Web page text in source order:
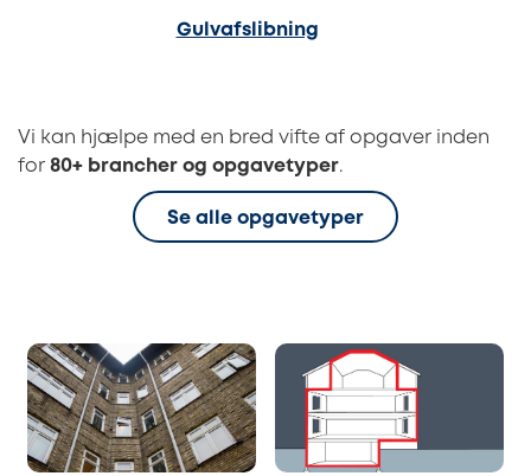
Gulvafslibning
Vi kan hjælpe med en bred vifte af opgaver inden
for 80+ brancher og opgavetyper.
Se alle opgavetyper